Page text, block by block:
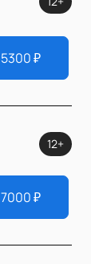
5300₽
12+
7000₽